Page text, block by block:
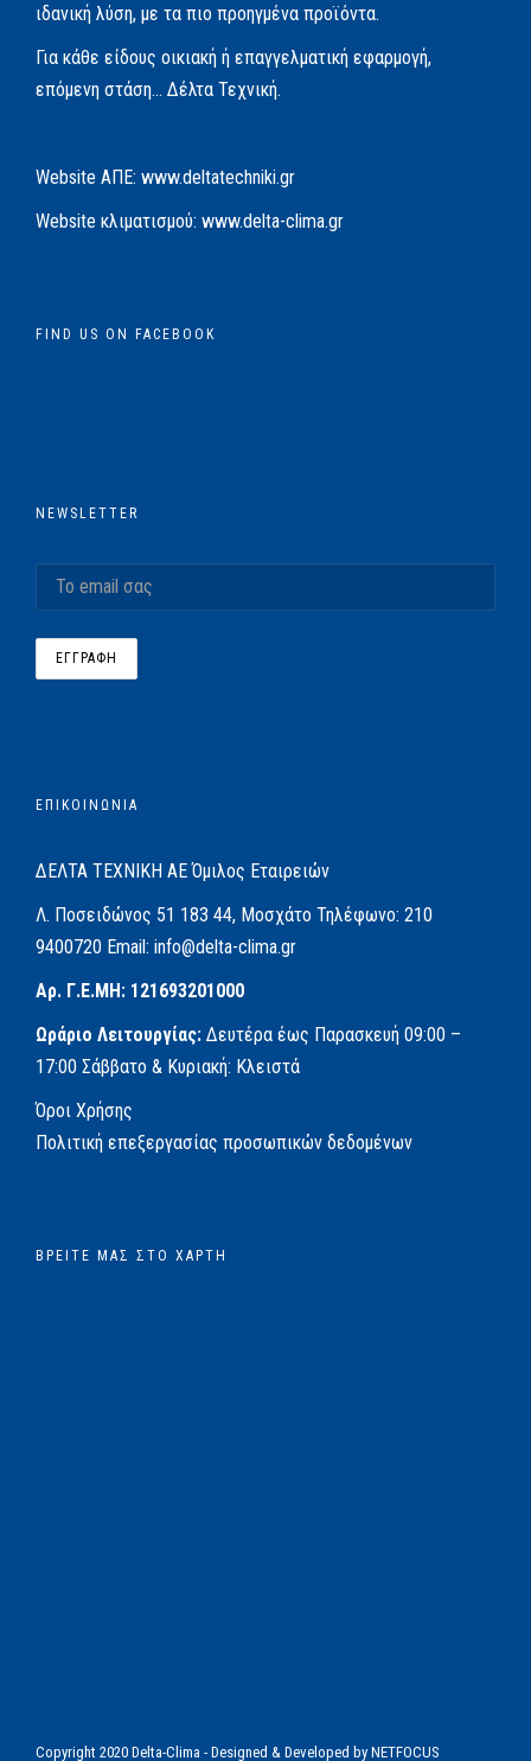
ιδανική λύση, με τα πιο προηγμένα προϊόντα.
Για κάθε είδους οικιακή ή επαγγελματική εφαρμογή,
επόμενη στάση… Δέλτα Τεχνική.
Website AΠΕ: www.deltatechniki.gr
Website κλιματισμού: www.delta-clima.gr
FIND US ON FACEBOOK
NEWSLETTER
ΕΠΙΚΟΙΝΩΝΙΑ
ΔΕΛΤΑ ΤΕΧΝΙΚΗ ΑΕΌμιλος Εταιρειών
Λ. Ποσειδώνος 51 183 44, Μοσχάτο Τηλέφωνο: 210
9400720 Email: info@delta-clima.gr
Αρ. Γ.Ε.ΜΗ: 121693201000
Ωράριο Λειτουργίας: Δευτέρα έως Παρασκευή 09:00 –
17:00 Σάββατο & Κυριακή: Κλειστά
Όροι Χρήσης
Πολιτική επεξεργασίας προσωπικών δεδομένων
ΒΡΕΊΤΕ ΜΑΣ ΣΤΟ ΧΆΡΤΗ
Copyright 2020 Delta-Clima - Designed & Developed by NETFOCUS